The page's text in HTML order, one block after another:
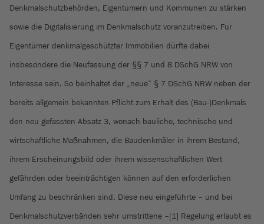
Denkmalschutzbehörden, Eigentümern und Kommunen zu stärken
sowie die Digitalisierung im Denkmalschutz voranzutreiben. Für
Eigentümer denkmalgeschützter Immobilien dürfte dabei
insbesondere die Neufassung der §§ 7 und 8 DSchG NRW von
Interesse sein. So beinhaltet der „neue“ § 7 DSchG NRW neben der
bereits allgemein bekannten Pflicht zum Erhalt des (Bau-)Denkmals
den neu gefassten Absatz 3, wonach bauliche, technische und
wirtschaftliche Maßnahmen, die Baudenkmäler in ihrem Bestand,
ihrem Erscheinungsbild oder ihrem wissenschaftlichen Wert
gefährden oder beeinträchtigen können auf den erforderlichen
Umfang zu beschränken sind. Diese neu eingeführte – und bei
Denkmalschutzverbänden sehr umstrittene –[1] Regelung erlaubt es